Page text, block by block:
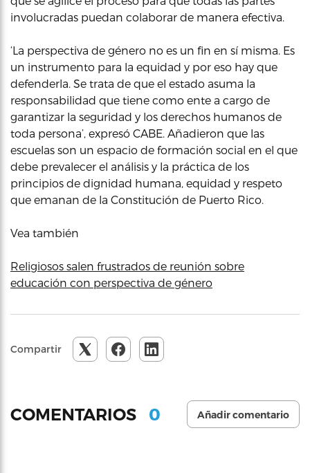
involucradas puedan colaborar de manera efectiva.
‘La perspectiva de género no es un fin en sí misma. Es
un instrumento para la equidad y por eso hay que
defenderla. Se trata de que el estado asuma la
responsabilidad que tiene como ente a cargo de
garantizar la seguridad y los derechos humanos de
toda persona’, expresó CABE. Añadieron que las
escuelas son un espacio de formación social en el que
debe prevalecer el análisis y la práctica de los
principios de dignidad humana, equidad y respeto
que emanan de la Constitución de Puerto Rico.
Vea también
Religiosos salen frustrados de reunión sobre
educación con perspectiva de género
Compartir
COMENTARIOS 0 Añadir comentario